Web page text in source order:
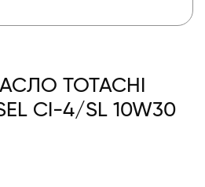
TOTACHI
CI-4/SL 10W30